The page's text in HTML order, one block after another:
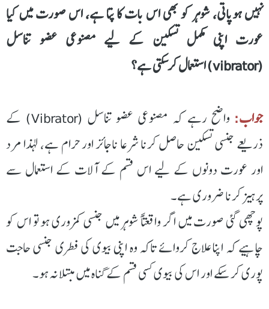
نہیں ہوپاتی، شوہر کو بھی اس بات کا پتا ہے، اس صورت میں کیا
عورت اپنی مکمل تسکین کے لیے مصنوعی عضو تناسل
(vibrator) استعمال کرسکتی ہے؟
جواب:
واضح رہے کہ مصنوعی عضو تناسل (Vibrator) کے
ذریعے جنسی تسکین حاصل کرنا شرعا ناجائز اور حرام ہے، لہذا مرد
اور عورت دونوں کے لیے اس قسم کے آلات کے استعمال سے
پرہیز کرنا ضروری ہے۔
پوچھی گئی صورت میں اگر واقعتاً شوہر میں جنسی کمزوری ہو تو اس کو
چاہیے کہ اپنا علاج کروائے تاکہ وہ اپنی بیوی کی فطری جنسی حاجت
پوری کر سکے اور اس کی بیوی کسی قسم کے گناہ میں مبتلا نہ ہو۔